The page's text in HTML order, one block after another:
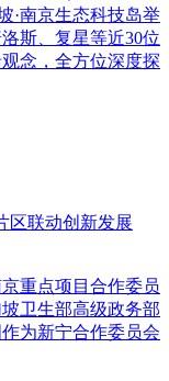
·南京生态科技岛举
斯、复星等近30位
念，全方位深度探
区联动创新发展
重点项目合作委员
卫生部高级政务部
为新宁合作委员会